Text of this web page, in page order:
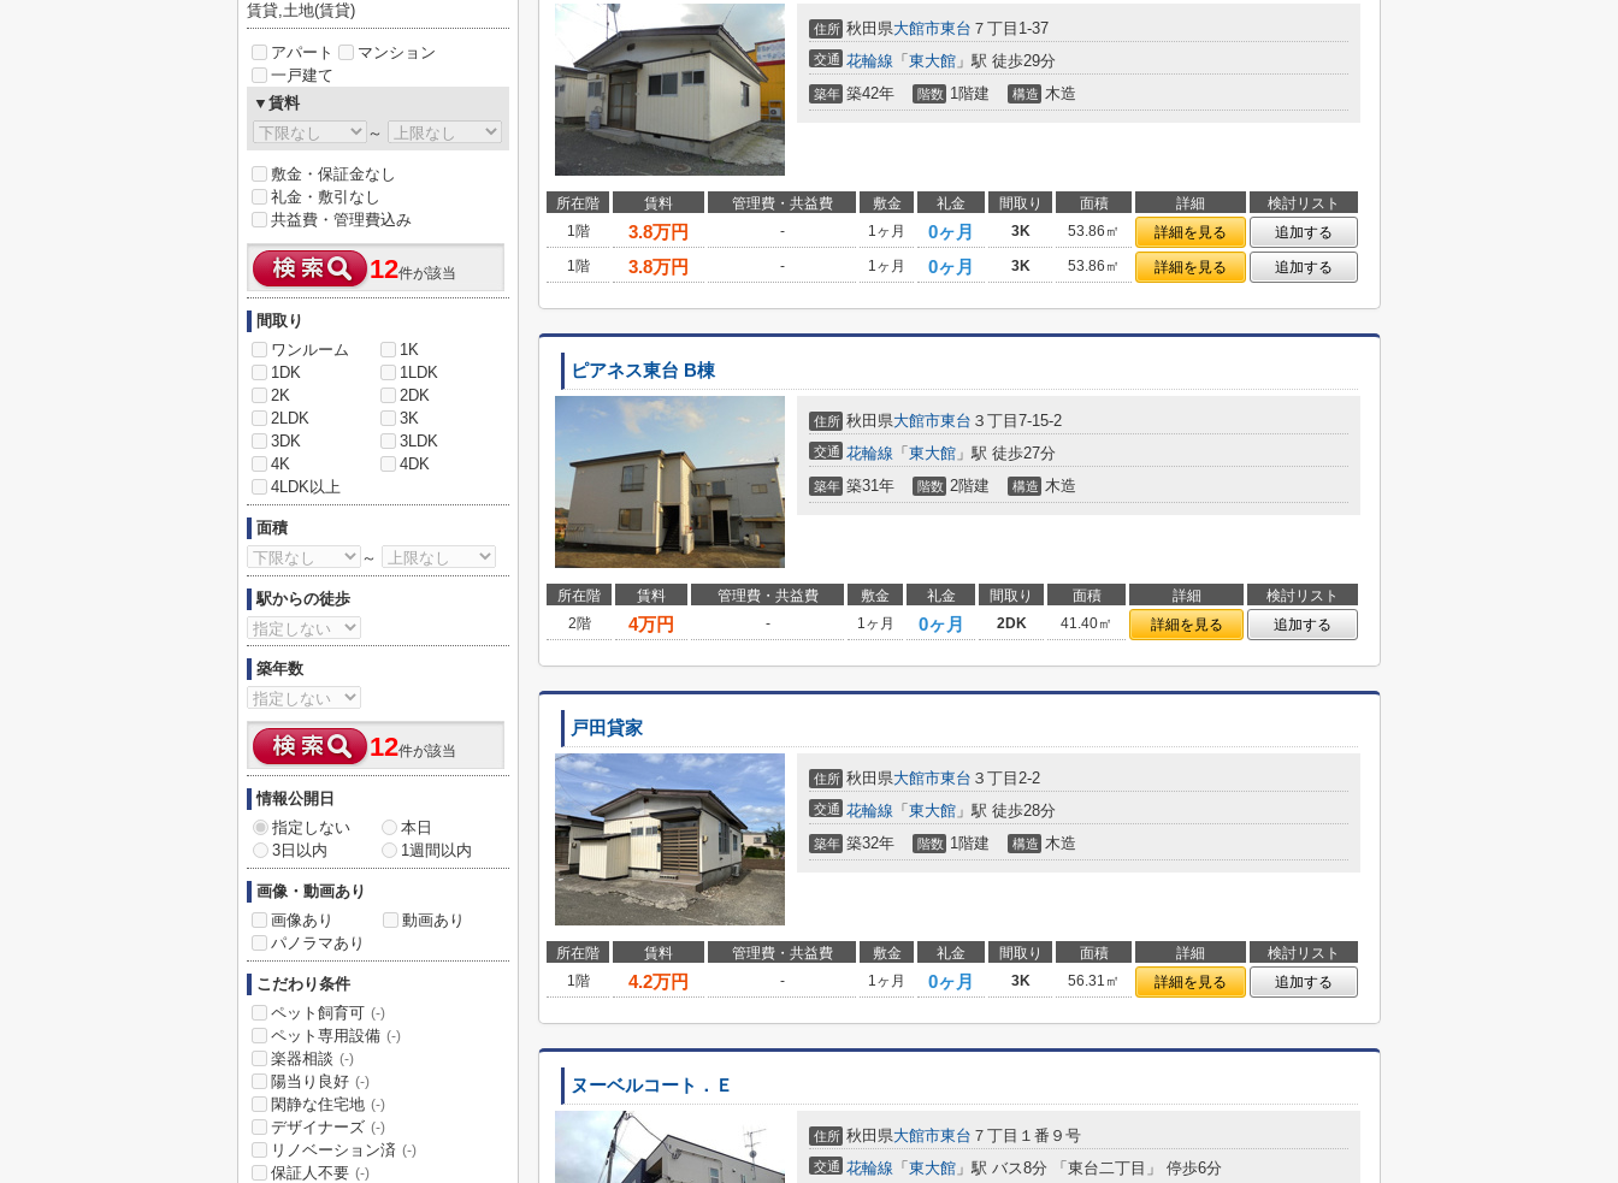
住所 秋田県大館市東台 ７丁目1-37
交通 花輪線 「 東大館 」駅 徒歩29分
築年 築42年 階数 1階建 構造 木造
所在階 賃料 管理費・共益費 敷金 礼金 間取り 面積 詳細
検討リスト
1階
3.8万円 - 1ヶ月 0ヶ月 3K 53.86㎡ 詳細を見る
追加する
1階
3.8万円 - 1ヶ月 0ヶ月 3K 53.86㎡ 詳細を見る 追加する
ピアネス東台 B棟
住所 秋田県大館市東台 ３丁目7-15-2
交通 花輪線 「 東大館 」駅 徒歩27分
築年 築31年 階数 2階建 構造 木造
所在階 賃料 管理費・共益費 敷金 礼金 間取り 面積 詳細
検討リスト
2階
4万円 - 1ヶ月 0ヶ月 2DK 41.40㎡ 詳細を見る 追加する
戸田貸家
住所 秋田県大館市東台 ３丁目2-2
交通 花輪線 「 東大館 」駅 徒歩28分
築年 築32年 階数 1階建 構造 木造
所在階 賃料 管理費・共益費 敷金 礼金 間取り 面積 詳細
検討リスト
1階
4.2万円 - 1ヶ月 0ヶ月 3K 56.31㎡ 詳細を見る 追加する
ヌーベルコート．Ｅ
住所 秋田県大館市東台 ７丁目１番９号
交通 花輪線 「 東大館 」駅 バス8分 「東台二丁目」 停歩6分
賃貸,土地(賃貸)
アパート
マンション
一戸建て
▼賃料
～
敷金・保証金なし
礼金・敷引なし
共益費・管理費込み
12件が該当
間取り
ワンルーム
1K
1DK
1LDK
2K
2DK
2LDK
3K
3DK
3LDK
4K
4DK
4LDK以上
面積
～
駅からの徒歩
築年数
12件が該当
情報公開日
指定しない
本日
3日以内
1週間以内
画像・動画あり
画像あり
動画あり
パノラマあり
こだわり条件
ペット飼育可 (-)
ペット専用設備 (-)
楽器相談 (-)
陽当り良好 (-)
閑静な住宅地 (-)
デザイナーズ (-)
リノベーション済 (-)
保証人不要 (-)